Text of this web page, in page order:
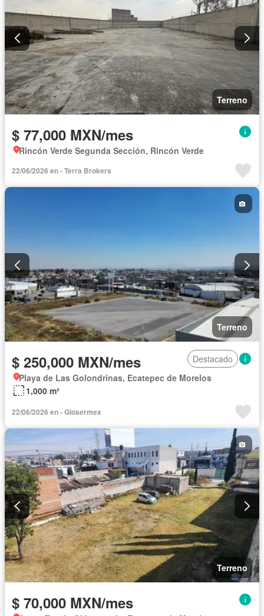
Terreno
$ 77,000 MXN/mes
Rincón Verde Segunda Sección, Rincón Verde
22/06/2026 en - Terra Brokers
Terreno
$ 250,000 MXN/mes
Destacado
Playa de Las Golondrinas, Ecatepec de Morelos
1,000 m²
22/06/2026 en - Glosermex
Terreno
$ 70,000 MXN/mes